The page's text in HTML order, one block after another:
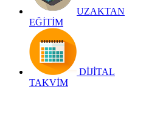
UZAKTAN
EĞİTİM
DİJİTAL
TAKVİM